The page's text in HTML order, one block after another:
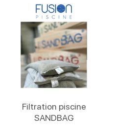
Filtration piscine
SANDBAG